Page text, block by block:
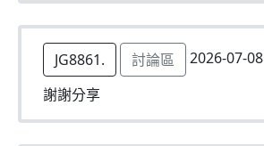
JG8861. 討論區
2026-07-08
謝謝分享